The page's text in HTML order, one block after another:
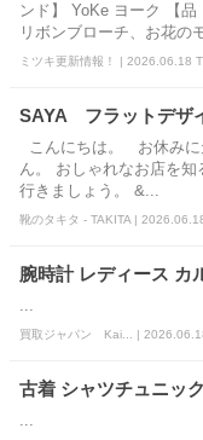
ンド】 YoKe ヨーク 【
リボンブローチ、お花の
ミツキ更新情報！ | 2026.06.18
SAYA フラットデザ
こんにちは。 お休みに
ん。 おしゃれなお店を
行きましょう。 &...
靴のタキタ - TAKITA |
腕時計 レディース カ
買取ジャパン Kai... |
古着 シャツチュニッ